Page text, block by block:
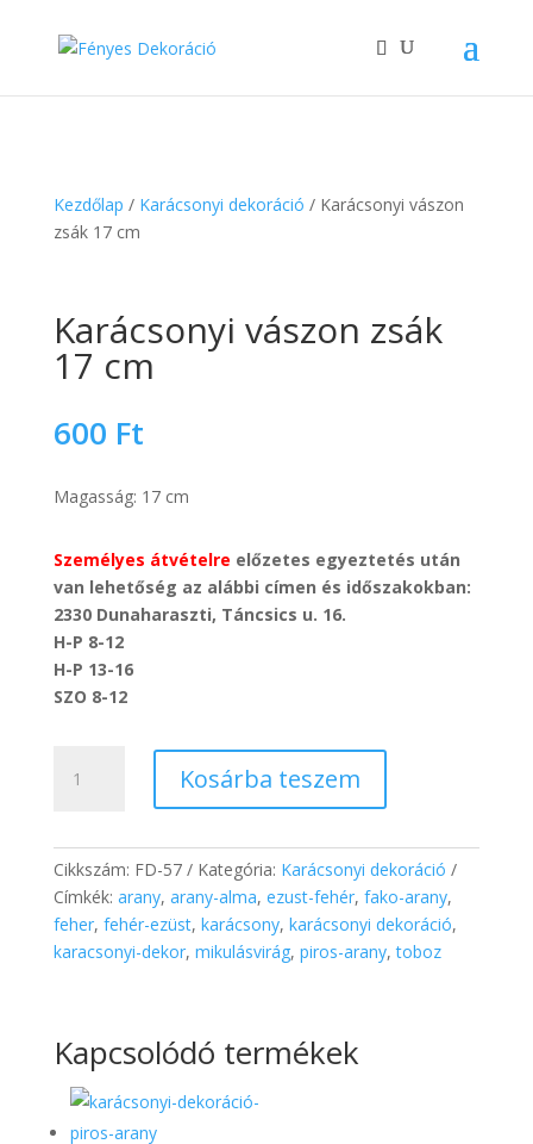
Kezdőlap / Karácsonyi dekoráció / Karácsonyi vászon
zsák 17 cm
Karácsonyi vászon zsák
17 cm
600 Ft
Magasság: 17 cm
Személyes átvételre előzetes egyeztetés után
van lehetőség az alábbi címen és időszakokban:
2330 Dunaharaszti, Táncsics u. 16.
H-P 8-12
H-P 13-16
SZO 8-12
vászon
cm
mennyiség
Kosárba teszem
Cikkszám: FD-57 Kategória: Karácsonyi dekoráció
Címkék: arany, arany-alma, ezust-fehér, fako-arany,
feher, fehér-ezüst, karácsony, karácsonyi dekoráció,
karacsonyi-dekor, mikulásvirág, piros-arany,toboz
Kapcsolódó termékek